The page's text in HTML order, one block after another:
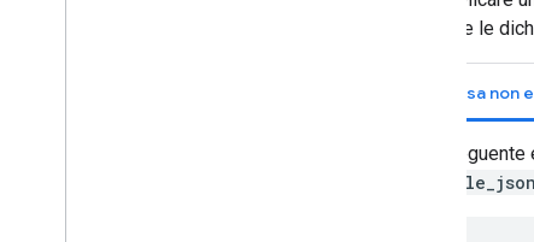
contiene le
Risorsa non
Il
style_json